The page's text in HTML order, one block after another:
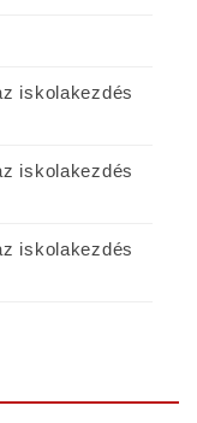
iskolakezdés
iskolakezdés
iskolakezdés